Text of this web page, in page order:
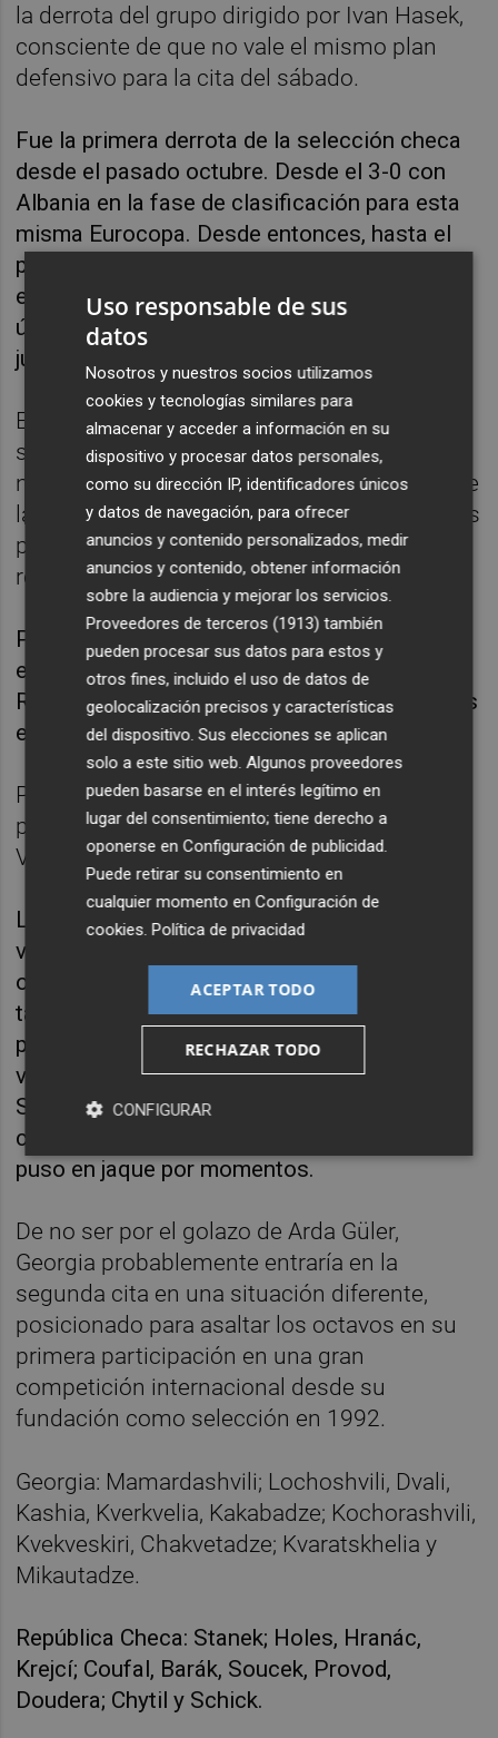
la derrota del grupo dirigido por Ivan Hasek,
consciente de que no vale el mismo plan
defensivo para la cita del sábado.
Fue la primera derrota de la selección checa
desde el pasado octubre. Desde el 3-0 con
Albania en la fase de clasificación para esta
misma Eurocopa. Desde entonces, hasta el
pasado 2-1 con el equipo luso, había
encadenado siete duelos invicto, los cinco
últimos con victoria, hasta su entrada en
juego en Alemania 2024.
En su análisis del choque, Hasek, su
seleccionador, entendió que su equipo
necesita un paso más en ataque, más allá de
la complejidad de Portugal, para sostener las
posibilidades de avanzar a la siguiente
ronda.
Participante en todas y cada una de las
ediciones, ocho, desde la separación de
República Checa y Eslovaquia, llegó a cuartos
en dos de las tres últimas.
Por eso, una hipotética eliminación, sería un
paso atrás para el equipo de Patrick Schick,
Vladimir Coufal o Thomas Soucek.
La intensidad altísima de Georgia, su
vertiente tan ofensiva, son dos aspectos que
ocupan al entrenador de la República Checa,
tal y como le reflejaron sus analistas,
presentes en el Signal Iduna Park en el
vibrante partido que el conjunto de Willy
Sagnol compitió con Turquía, a la que
concedió ocasiones, pero a la que también
puso en jaque por momentos.
De no ser por el golazo de Arda Güler,
Georgia probablemente entraría en la
segunda cita en una situación diferente,
posicionado para asaltar los octavos en su
primera participación en una gran
competición internacional desde su
fundación como selección en 1992.
Georgia: Mamardashvili; Lochoshvili, Dvali,
Kashia, Kverkvelia, Kakabadze; Kochorashvili,
Kvekveskiri, Chakvetadze; Kvaratskhelia y
Mikautadze.
República Checa: Stanek; Holes, Hranác,
Krejcí; Coufal, Barák, Soucek, Provod,
Doudera; Chytil y Schick.
Uso responsable de sus
datos
Nosotros y nuestros socios utilizamos
cookies y tecnologías similares para
almacenar y acceder a información en su
dispositivo y procesar datos personales,
como su dirección IP, identificadores únicos
y datos de navegación, para ofrecer
anuncios y contenido personalizados, medir
anuncios y contenido, obtener información
sobre la audiencia y mejorar los servicios.
Proveedores de terceros (1913) también
pueden procesar sus datos para estos y
otros fines, incluido el uso de datos de
geolocalización precisos y características
del dispositivo. Sus elecciones se aplican
solo a este sitio web. Algunos proveedores
pueden basarse en el interés legítimo en
lugar del consentimiento; tiene derecho a
oponerse enConfiguración de publicidad
Puede retirar su consentimiento en
cualquier momento enConfiguración de
cookies .Política de privacidad
ACEPTAR TODO
RECHAZAR TODO
CONFIGURAR